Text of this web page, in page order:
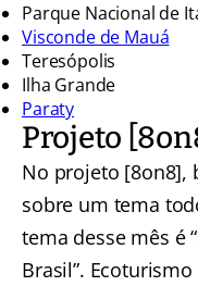
Parque Nacional de
Visconde de Mauá
Teresópolis
Ilha Grande
Paraty
Projeto
No projeto [8on8],
sobre um tema
tema desse mês é
Brasil”.